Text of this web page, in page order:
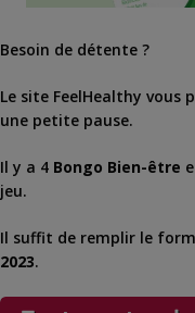
Besoin de détente ?
Le site FeelHealthy
une petite pause.
Il y a 4 Bongo Bien-être
jeu.
Il suffit de remplir le
2023.